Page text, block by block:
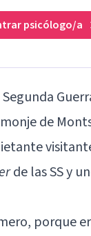
psicólogo/a
de
de las SS y
porque